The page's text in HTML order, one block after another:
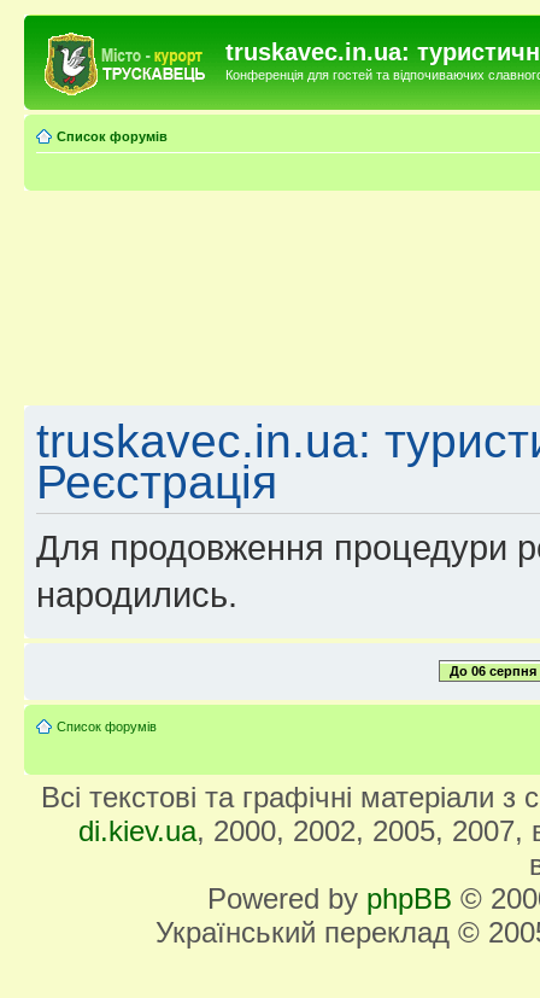
truskavec.in.ua:
Конференція для гостей та відпочиваючих
Список форумів
truskavec.in.ua:
Реєстрація
Для продовження процедури
народились.
До 06 серпня
Список форумів
Всі текстові та графічні матеріали
di.kiev.ua, 2000, 2002, 2005, 2007,
Powered by phpBB ©
Український переклад ©